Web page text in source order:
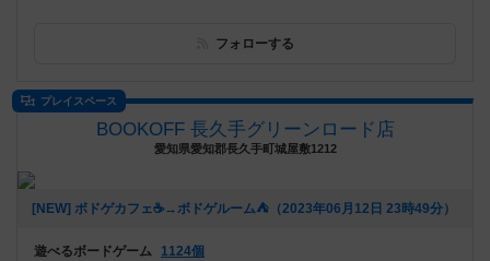
フォローする
プレイスペース
BOOKOFF 長久手グリーンロード店
愛知県愛知郡長久手町城屋敷1212
[NEW] ボドゲカフェ☕️→ボドゲルーム⛺️（2023年06月12日 23時49分）
遊べるボードゲーム
1124個